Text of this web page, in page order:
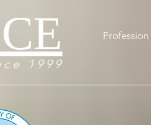
c e 1 9 9 9